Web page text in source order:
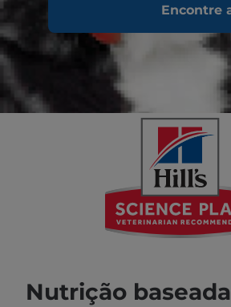
Encontre
Nutrição